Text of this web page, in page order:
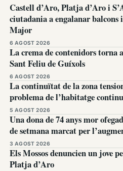
Castell d’Aro, Platja d’Aro i
ciutadania a engalanar balcons
Major
6 AGOST 2026
La crema de contenidors torna
Sant Feliu de Guíxols
6 AGOST 2026
La continuïtat de la zona
problema de l’habitatge
5 AGOST 2026
Una dona de 74 anys mor
de setmana marcat per
3 AGOST 2026
Els Mossos denuncien un jove
Platja d’Aro